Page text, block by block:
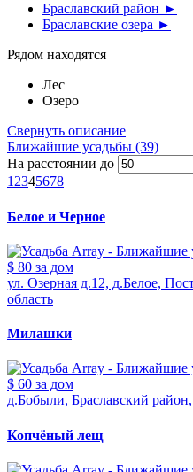
Браславский район ►
Браславские озера ►
Рядом находятся
Лес
Озеро
Свернуть описание
Ближайшие усадьбы (39)
На расстоянии до
1 2345678
Белое и Черное
$ 80 за дом
ул. Озерная д.12, д.Белое,
область
Милашки
$ 60 за дом
д.Бобыли, Браславский
Копчёный лещ